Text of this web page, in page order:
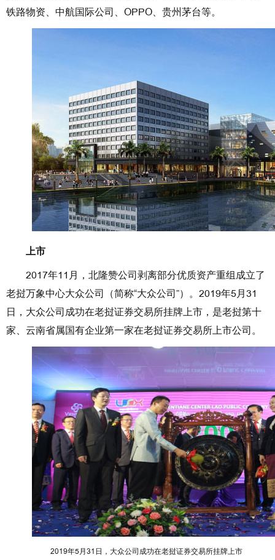
铁路物资、中航国际公司、OPPO、贵州茅台等。
上市
2017年11月，北隆赞公司剥离部分优质资产重组成立了
老挝万象中心大众公司（简称“大众公司”）。2019年5月31
日，大众公司成功在老挝证券交易所挂牌上市，是老挝第十
家、云南省属国有企业第一家在老挝证券交易所上市公司。
2019年5月31日，大众公司成功在老挝证券交易所挂牌上市